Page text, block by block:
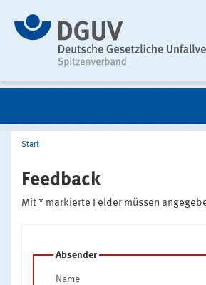
Start
Feedback
Mit * markierte Felder müssen
Absender
Name